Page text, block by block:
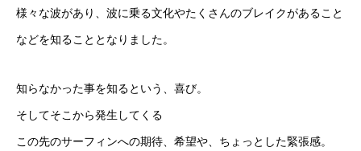
様々な波があり、波に乗る文化やたくさんのブレイクがあること
などを知ることとなりました。
知らなかった事を知るという、喜び。
そしてそこから発生してくる
この先のサーフィンへの期待、希望や、ちょっとした緊張感。